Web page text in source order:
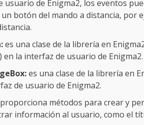
usuario de Enigma2, los eventos
botón del mando a distancia, por
es una clase de la librería en
en la interfaz de usuario de Enigma2.
es una clase de la librería en
de usuario de Enigma2.
proporciona métodos para crear y
información al usuario, como el